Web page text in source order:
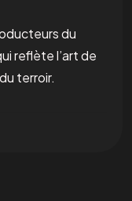
du
reflète l’art de
terroir.